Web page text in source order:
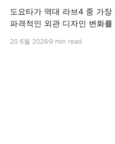
도요타가 역대 라브4 중 가
파격적인 외관 디자인 변화
충전이 가능하고 전기 모드
20 6월 2026 9 min read